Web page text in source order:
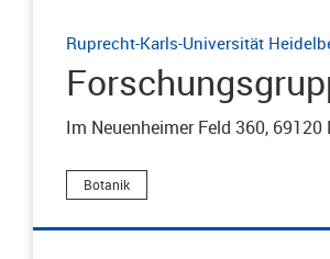
Ruprecht-Karls-Universität
Im Neuenheimer Feld 360, 69120
Botanik